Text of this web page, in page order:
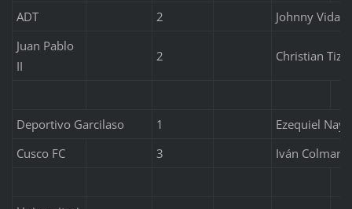
ADT 2
Johnny
Juan Pablo
II
2 Christian
Deportivo Garcilaso 1
Ezequiel Naya
Cusco FC
3 Iván Colman,